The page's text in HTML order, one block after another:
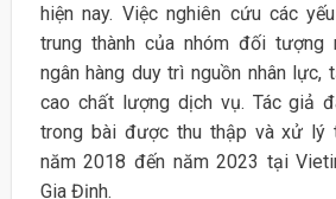
hiện nay. Việc nghiên cứu các
trung thành của nhóm đối tượng
ngân hàng duy trì nguồn nhân lực,
cao chất lượng dịch vụ. Tác giả
trong bài được thu thập và xử lý
năm 2018 đến năm 2023 tại
Gia Định.